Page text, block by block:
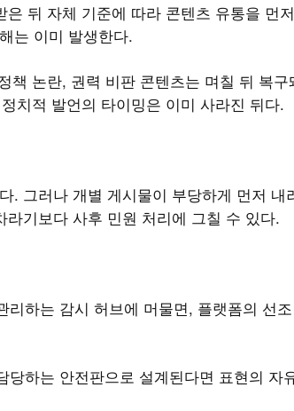
뒤 자체 기준에 따라 콘텐츠 유통을 먼저
는 이미 발생한다.
책 논란, 권력 비판 콘텐츠는 며칠 뒤 복구
치적 발언의 타이밍은 이미 사라진 뒤다.
. 그러나 개별 게시물이 부당하게 먼저 내
기보다 사후 민원 처리에 그칠 수 있다.
하는 감시 허브에 머물면, 플랫폼의 선조
하는 안전판으로 설계된다면 표현의 자